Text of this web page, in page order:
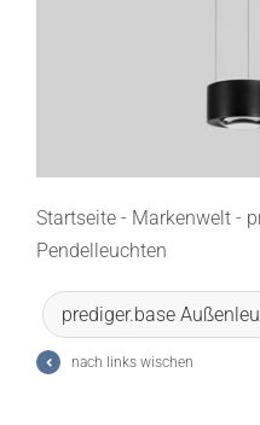
Ratgeber
Startseite- Markenwelt-
Pendelleuchten
prediger.base
nach links wischen